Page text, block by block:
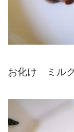
お化け ミル